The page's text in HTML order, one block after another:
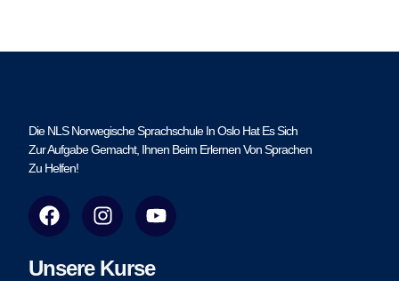
Die NLS Norwegische Sprachschule In Oslo Hat Es Sich
Zur Aufgabe Gemacht, Ihnen Beim Erlernen Von Sprachen
Zu Helfen!
F
a
e
I
n
t
Y
o
t
Unsere Kurse